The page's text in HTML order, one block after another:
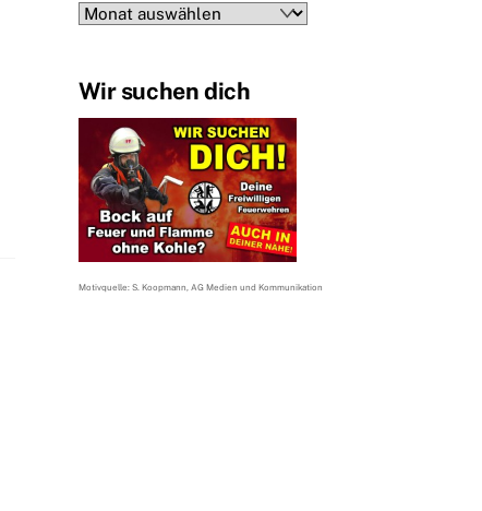
Wir suchen dich
Motivquelle: S. Koopmann, AG Medien und Kommunikation